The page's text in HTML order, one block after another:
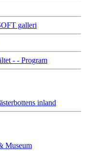
galleri
- - Program
inland
Museum